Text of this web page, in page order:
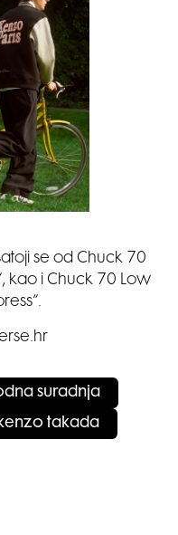
se od Chuck 70
kao i Chuck 70 Low
suradnja
takada